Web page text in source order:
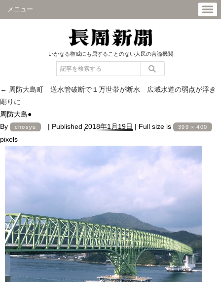
メニュー
いかなる権威にも屈することのない人民の言論機関
← 周防大島町 送水管破断で１万世帯が断水 広域水道の弱点が浮き
彫りに
周防大島●
By
chosyu | Published 2018年1月19日 | Full size is 399 × 400
pixels